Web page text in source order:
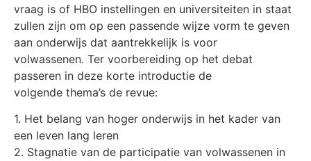
vraag is of HBO instellingen en universiteiten in staat
zullen zijn om op een passende wijze vorm te geven
aan onderwijs dat aantrekkelijk is voor
volwassenen. Ter voorbereiding op het debat
passeren in deze korte introductie de
volgende thema’s de revue:
1. Het belang van hoger onderwijs in het kader van
een leven lang leren
2. Stagnatie van de participatie van volwassenen in